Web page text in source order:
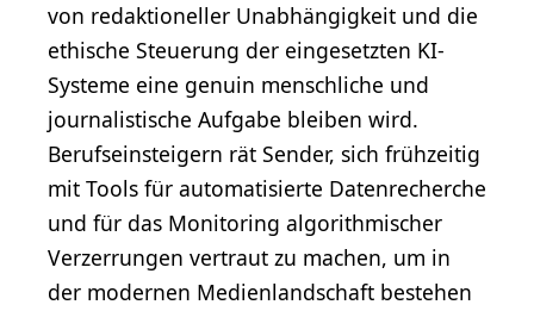
von redaktioneller Unabhängigkeit und die
ethische Steuerung der eingesetzten KI-
Systeme eine genuin menschliche und
journalistische Aufgabe bleiben wird.
Berufseinsteigern rät Sender, sich frühzeitig
mit Tools für automatisierte Datenrecherche
und für das Monitoring algorithmischer
Verzerrungen vertraut zu machen, um in
der modernen Medienlandschaft bestehen